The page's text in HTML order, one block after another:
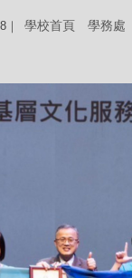
｜ 學校首頁 學務處